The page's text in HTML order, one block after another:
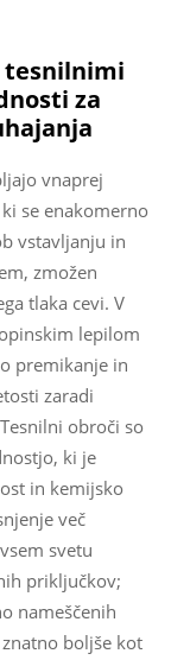
tesnilnimi
za
vnaprej
se enakomerno
vstavljanju in
zmožen
tlaka cevi. V
lepilom
premikanje in
zaradi
obroči so
ki je
in kemijsko
več
svetu
priključkov;
nameščenih
znatno boljše kot